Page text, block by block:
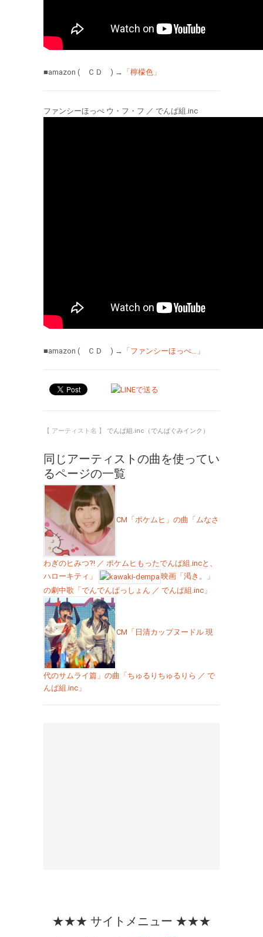
■amazon ( ＣＤ ) → 「檸檬色」
ファンシーほっぺ ウ・フ・フ ／ でんぱ組.inc
■amazon ( ＣＤ ) → 「ファンシーほっぺ…」
【 アーティスト名 】 でんぱ組.inc（でんぱぐみインク）
同じアーティストの曲を使ってい
るページの一覧
CM「ポケムヒ」の曲「ムなさ
わぎのヒみつ?! ／ ポケムヒもったでんぱ組.incと、
ハローキティ」
映画「渇き。」
の劇中歌「でんでんぱっしょん ／ でんぱ組.inc」
CM「日清カップヌードル 現
代のサムライ篇」の曲「ちゅるりちゅるりら ／ で
んぱ組.inc」
★★★ サイトメニュー ★★★